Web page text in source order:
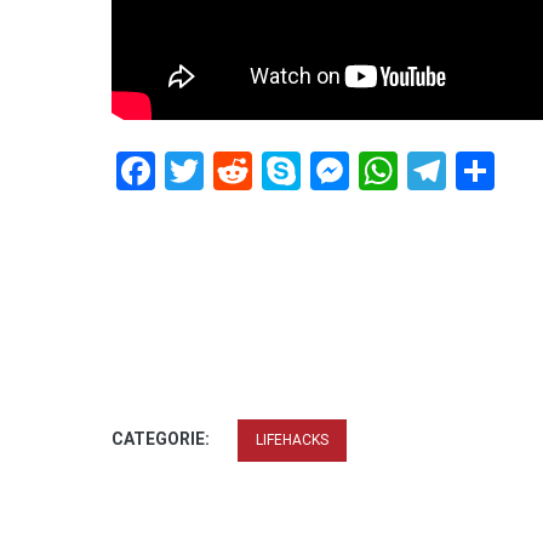
Facebook
Twitter
RedditSkypeMessenger
CATEGORIE: LIFEHACKS